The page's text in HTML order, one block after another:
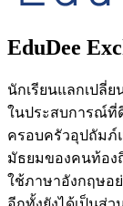
EduDee
นักเรียนแลกเปลี่ย
ในประสบการณ์ที่
ครอบครัวอุปถัมภ์
มัธยมของคนท้อง
ใช้ภาษาอังกฤษอ